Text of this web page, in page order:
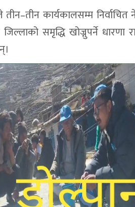
कार्यकालसम्म
जिल्लाको समृद्धि खोज्नुपर्ने